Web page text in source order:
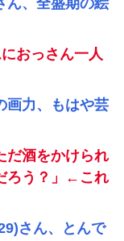
ん、全盛期の絵
おっさん一人
画力、もはや芸
だ酒をかけられ
ろう？」←これ
さん、とんで